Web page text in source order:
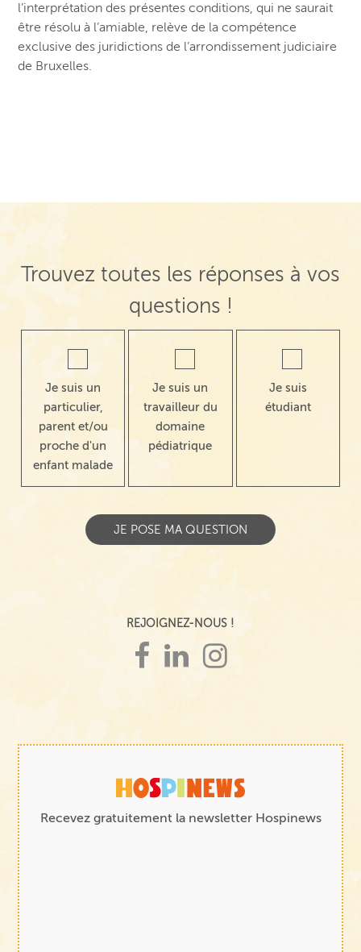
l’interprétation des présentes conditions, qui ne saurait
être résolu à l’amiable, relève de la compétence
exclusive des juridictions de l’arrondissement judiciaire
de Bruxelles.
Trouvez toutes les réponses à vos
questions !
Je suis un
particulier,
parent et/ou
proche d'un
enfant malade
Je suis un
travailleur du
domaine
pédiatrique
Je suis
étudiant
REJOIGNEZ-NOUS !
Recevez gratuitement la newsletter Hospinews